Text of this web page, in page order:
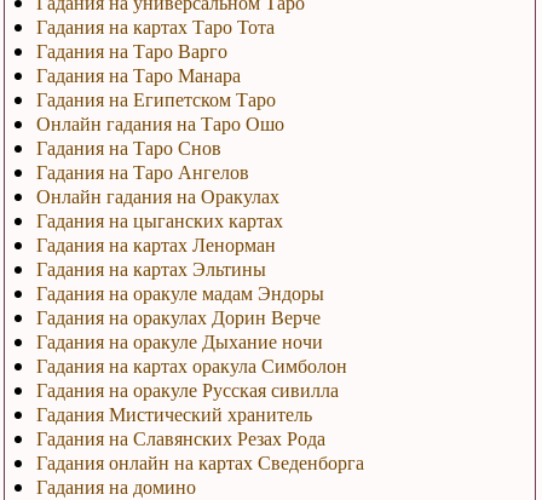
Гадания на картах Таро Тота
Гадания на Таро Варго
Гадания на Таро Манара
Гадания на Египетском Таро
Онлайн гадания на Таро Ошо
Гадания на Таро Снов
Гадания на Таро Ангелов
Онлайн гадания на Оракулах
Гадания на цыганских картах
Гадания на картах Ленорман
Гадания на картах Эльтины
Гадания на оракуле мадам Эндоры
Гадания на оракулах Дорин Верче
Гадания на оракуле Дыхание ночи
Гадания на картах оракула Симболон
Гадания на оракуле Русская сивилла
Гадания Мистический хранитель
Гадания на Славянских Резах Рода
Гадания онлайн на картах Сведенборга
Гадания на домино